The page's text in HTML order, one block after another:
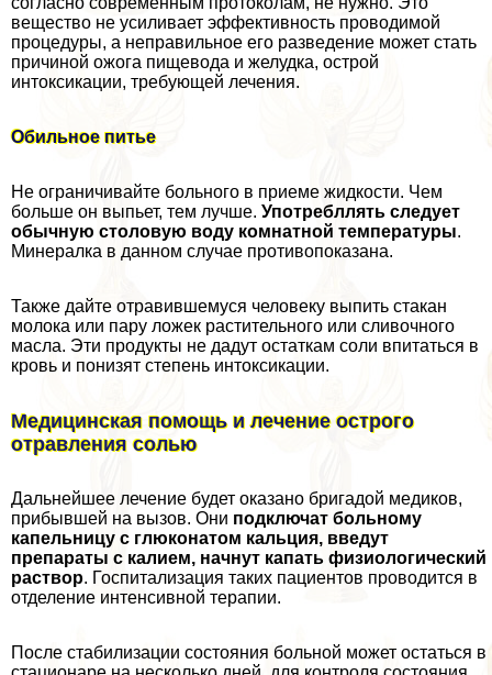
вещество не усиливает эффективность проводимой
процедуры, а неправильное его разведение может стать
причиной ожога пищевода и желудка, острой
интоксикации, требующей лечения.
Обильное питье
Не ограничивайте больного в приеме жидкости. Чем
больше он выпьет, тем лучше. Употрeбллять следует
обычную столовую воду комнатной температуры.
Минералка в данном случае противопоказана.
Также дайте отравившемуся человеку выпить стакан
молока или пару ложек растительного или сливочного
масла. Эти продукты не дадут остаткам соли впитаться в
кровь и понизят степень интоксикации.
Медицинская помощь и лечение острого
отравления солью
Дальнейшее лечение будет оказано бригадой медиков,
прибывшей на вызов. Они подключат больному
капельницу с глюконатом кальция, введут
препараты с калием, начнут капать физиологический
раствор. Госпитализация таких пациентов проводится в
отделение интенсивной терапии.
После стабилизации состояния больной может остаться в